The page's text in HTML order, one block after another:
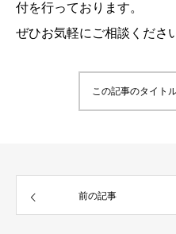
付を行っております。
ぜひお気軽にご相談くださ
この記事のタイト
前の記事